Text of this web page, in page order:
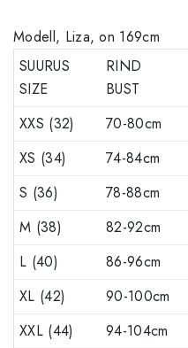
Modell, Liza, on 169cm
SUURUS
SIZE
RIND
BUST
XXS (32)
70-80cm
XS (34)
74-84cm
S (36)
78-88cm
M (38)
82-92cm
L (40)
86-96cm
XL (42)
90-100cm
XXL (44)
94-104cm